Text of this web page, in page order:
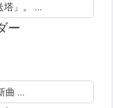
」。 ...
ー
...